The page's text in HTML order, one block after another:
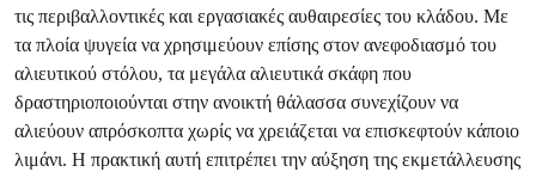
τις περιβαλλοντικές και εργασιακές αυθαιρεσίες του κλάδου. Με
τα πλοία ψυγεία να χρησιμεύουν επίσης στον ανεφοδιασμό του
αλιευτικού στόλου, τα μεγάλα αλιευτικά σκάφη που
δραστηριοποιούνται στην ανοικτή θάλασσα συνεχίζουν να
αλιεύουν απρόσκοπτα χωρίς να χρειάζεται να επισκεφτούν κάποιο
λιμάνι. Η πρακτική αυτή επιτρέπει την αύξηση της εκμετάλλευσης